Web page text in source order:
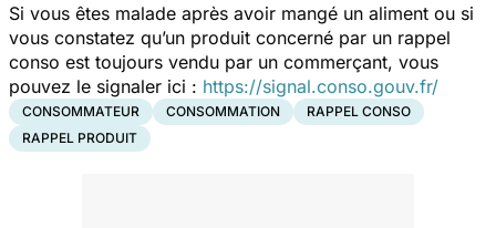
Si vous êtes malade après avoir mangé un aliment ou si
vous constatez qu’un produit concerné par un rappel
conso est toujours vendu par un commerçant, vous
pouvez le signaler ici : https://signal.conso.gouv.fr/
CONSOMMATEUR CONSOMMATION
RAPPEL CONSO
RAPPEL PRODUIT